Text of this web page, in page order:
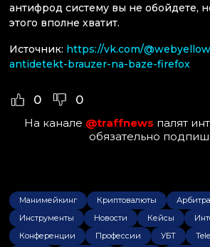
антифрод систему вы не обойдете,
этого вполне хватит.
Источник: https://vk.com/
antidetekt-brauzer-na-baze-firefox
0 0
На канале @traffnews палят
обязательно
Манимейкинг Криптовалюты
Инструменты
Новости Кейсы
Конференции
Профессии УБТ